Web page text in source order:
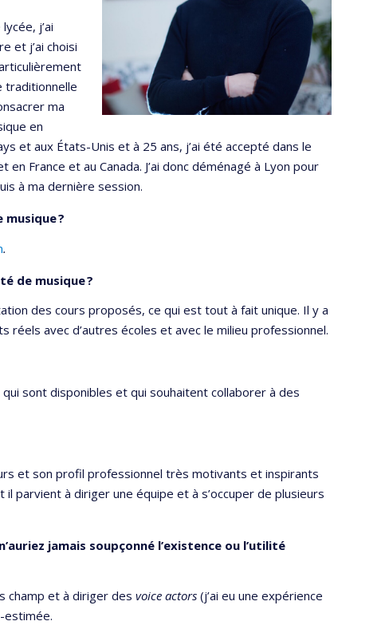
j’ai
et j’ai choisi
traditionnelle
ma
en
et aux États-Unis et à 25 ans, j’ai été accepté dans le
France et au Canada. J’ai donc déménagé à Lyon pour
à ma dernière session.
?
.
de musique ?
des cours proposés, ce qui est tout à fait unique. Il y a
avec d’autres écoles et avec le milieu professionnel.
sont disponibles et qui souhaitent collaborer à des
et son profil professionnel très motivants et inspirants
parvient à diriger une équipe et à s’occuper de plusieurs
jamais soupçonné l’existence ou l’utilité
champ et à diriger des voice actors (j’ai eu une expérience
estimée.